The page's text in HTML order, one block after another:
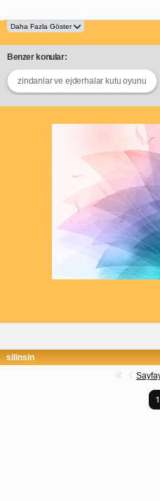
Benzer konular:
zindanlar ve ejderhalar kutu oyunu
silinsin
1